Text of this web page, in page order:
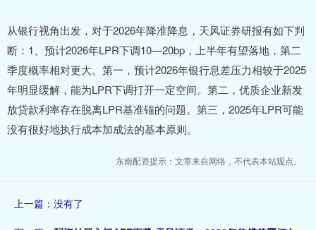
从银行视角出发，对于2026年降准降息，天风证券研报有如下判
断：1、预计2026年LPR下调10—20bp，上半年有望落地，第二
季度概率相对更大。第一，预计2026年银行息差压力相较于2025
年明显缓解，能为LPR下调打开一定空间。第二，优质企业新发
放贷款利率存在脱离LPR基准锚的问题。第三，2025年LPR可能
没有很好地执行成本加成法的基本原则。
东南配资提示：文章来自网络，不代表本站观点。
上一篇：没有了